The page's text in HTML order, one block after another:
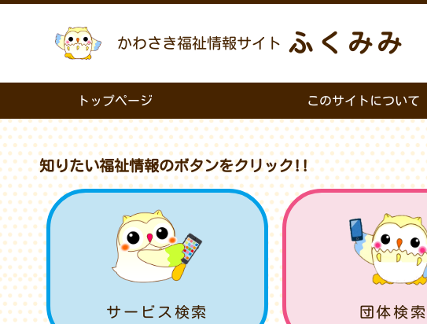
かわさき福祉情報サイト ふくみみ
トップページ このサイトについて
知りたい福祉情報のボタンをクリック!!
サービス検索 団体検索